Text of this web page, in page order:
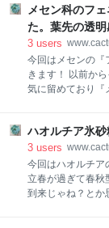
とか言ってもし
元からはちゃんと
す！ 冬場に少し
ゃないかと思
ングなお姿のデザ
良い感じに紅葉し
の葉との色違いが
良株！ ペットボ
りやすいと思い
部にも新しい葉も
になっていては
かねませんから植
サクッと抜いて
ッ
メセン科のフ
た。葉先の透
3 users
今回はメセンの『
きます！ 以前か
気に留めており『
トで検索してみる
プレートには『フ
『フェネストレリ
解のようです。
ればいいじゃん！
ハオルチア氷
3 users
今回はハオルチア
立春が過ぎて春秋
到来じゃね？と